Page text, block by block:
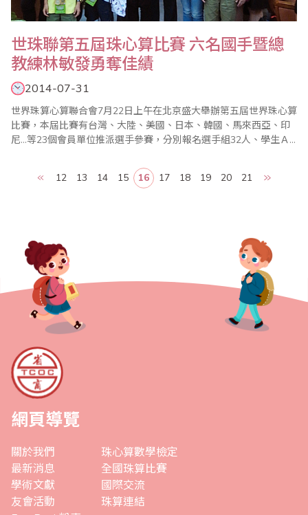
世珠聯第五屆珠心算比賽 六名國手暨總
教練林敏發勇奪佳績
2014-07-31
世界珠算心算聯合會7月22日上午在北京盛大舉辦第五屆世界珠心算
比賽，本屆比賽有台灣、大陸、美國、日本、韓國、馬來西亞、印
尼…等23個會員單位推派選手參賽，分別報名選手組32人、學生Ａ
Ａ組3人組成代表隊，由葉宗義副理事長擔任領隊，林敏發老師擔任
總教練，施美鈴老師亦推派選手參加，與其他代表隊同場競技，爭
12 13 14 15 16 17 18 19 20 21
網頁導覽
關於我們
最新消息
學術文獻
友會活動
珠心算數學檢定
全國珠算比賽
國際交流
珠算連結